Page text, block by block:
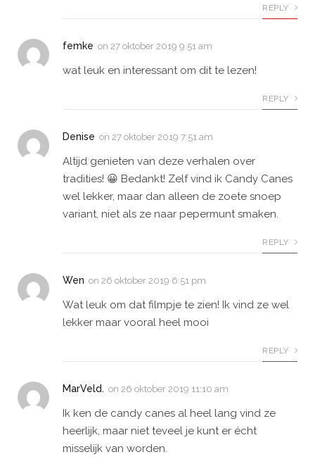
REPLY
femke on 27 oktober 2019 9:51 am
wat leuk en interessant om dit te lezen!
REPLY
Denise on 27 oktober 2019 7:51 am
Altijd genieten van deze verhalen over
tradities! 😀 Bedankt! Zelf vind ik Candy Canes
wel lekker, maar dan alleen de zoete snoep
variant, niet als ze naar pepermunt smaken.
REPLY
Wen on 26 oktober 2019 6:51 pm
Wat leuk om dat filmpje te zien! Ik vind ze wel
lekker maar vooral heel mooi
REPLY
MarVeld. on 26 oktober 2019 11:10 am
Ik ken de candy canes al heel lang vind ze
heerlijk, maar niet teveel je kunt er écht
misselijk van worden.